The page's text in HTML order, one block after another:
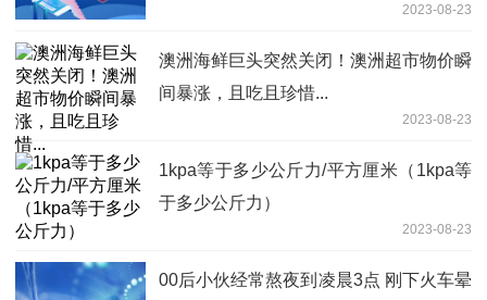
2023-08-23
澳洲海鲜巨头突然关闭！澳洲超市物价瞬
间暴涨，且吃且珍惜...
2023-08-23
1kpa等于多少公斤力/平方厘米（1kpa等
于多少公斤力）
2023-08-23
00后小伙经常熬夜到凌晨3点 刚下火车晕